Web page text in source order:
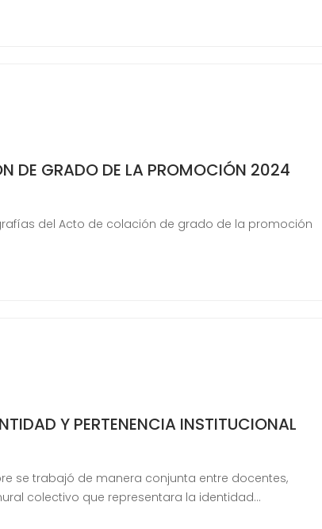
DE GRADO DE LA PROMOCIÓN 2024
del Acto de colación de grado de la promoción
Y PERTENENCIA INSTITUCIONAL
se trabajó de manera conjunta entre docentes,
colectivo que representara la identidad…